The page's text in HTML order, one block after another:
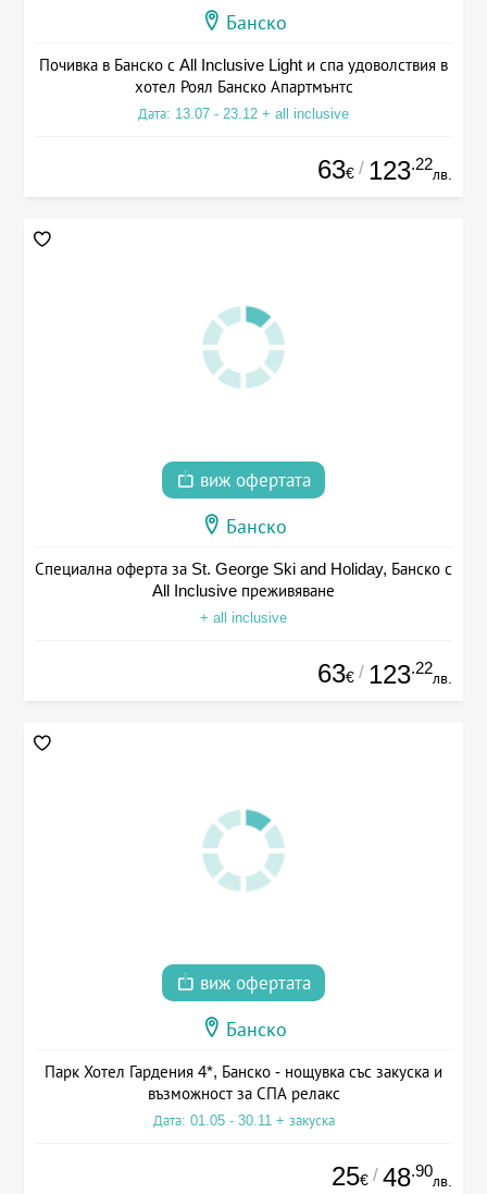
Банско
Почивка в Банско с All Inclusive Light и спа удоволствия в
хотел Роял Банско Апартмънтс
Дата: 13.07 - 23.12 + all inclusive
63€ / 123.22
лв.
виж офертата
Банско
Специална оферта за St. George Ski and Holiday, Банско с
All Inclusive преживяване
+ all inclusive
63€ / 123.22
лв.
виж офертата
Банско
Парк Хотел Гардения 4*, Банско - нощувка със закуска и
възможност за СПА релакс
Дата: 01.05 - 30.11 + закуска
25€ / 48.90
лв.